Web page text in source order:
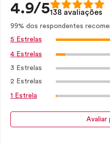
4.9/5138 avaliações
99% dos respondentes
5 Estrelas
4 Estrelas
3 Estrelas
2 Estrelas
1 Estrela
Avaliar